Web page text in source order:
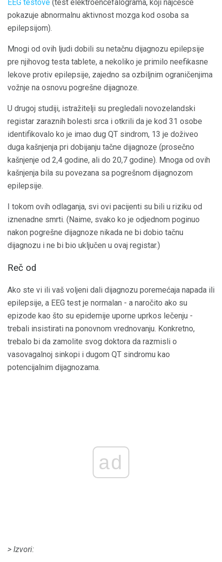
EEG testove (test elektroencefalograma, koji najčešće
pokazuje abnormalnu aktivnost mozga kod osoba sa
epilepsijom).
Mnogi od ovih ljudi dobili su netačnu dijagnozu epilepsije
pre njihovog testa tablete, a nekoliko je primilo neefikasne
lekove protiv epilepsije, zajedno sa ozbiljnim ograničenjima
vožnje na osnovu pogrešne dijagnoze.
U drugoj studiji, istražitelji su pregledali novozelandski
registar zaraznih bolesti srca i otkrili da je kod 31 osobe
identifikovalo ko je imao dug QT sindrom, 13 je doživeo
duga kašnjenja pri dobijanju tačne dijagnoze (prosečno
kašnjenje od 2,4 godine, ali do 20,7 godine). Mnoga od ovih
kašnjenja bila su povezana sa pogrešnom dijagnozom
epilepsije.
I tokom ovih odlaganja, svi ovi pacijenti su bili u riziku od
iznenadne smrti. (Naime, svako ko je odjednom poginuo
nakon pogrešne dijagnoze nikada ne bi dobio tačnu
dijagnozu i ne bi bio uključen u ovaj registar.)
Reč od
Ako ste vi ili vaš voljeni dali dijagnozu poremećaja napada ili
epilepsije, a EEG test je normalan - a naročito ako su
epizode kao što su epidemije uporne uprkos lečenju -
trebali insistirati na ponovnom vrednovanju. Konkretno,
trebalo bi da zamolite svog doktora da razmisli o
vasovagalnoj sinkopi i dugom QT sindromu kao
potencijalnim dijagnozama.
ad
> Izvori: